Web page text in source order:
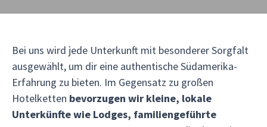
Bei uns wird jede Unterkunft mit besonderer Sorgfalt
ausgewählt, um dir eine authentische Südamerika-
Erfahrung zu bieten. Im Gegensatz zu großen
Hotelketten bevorzugen wir kleine, lokale
Unterkünfte wie Lodges, familiengeführte